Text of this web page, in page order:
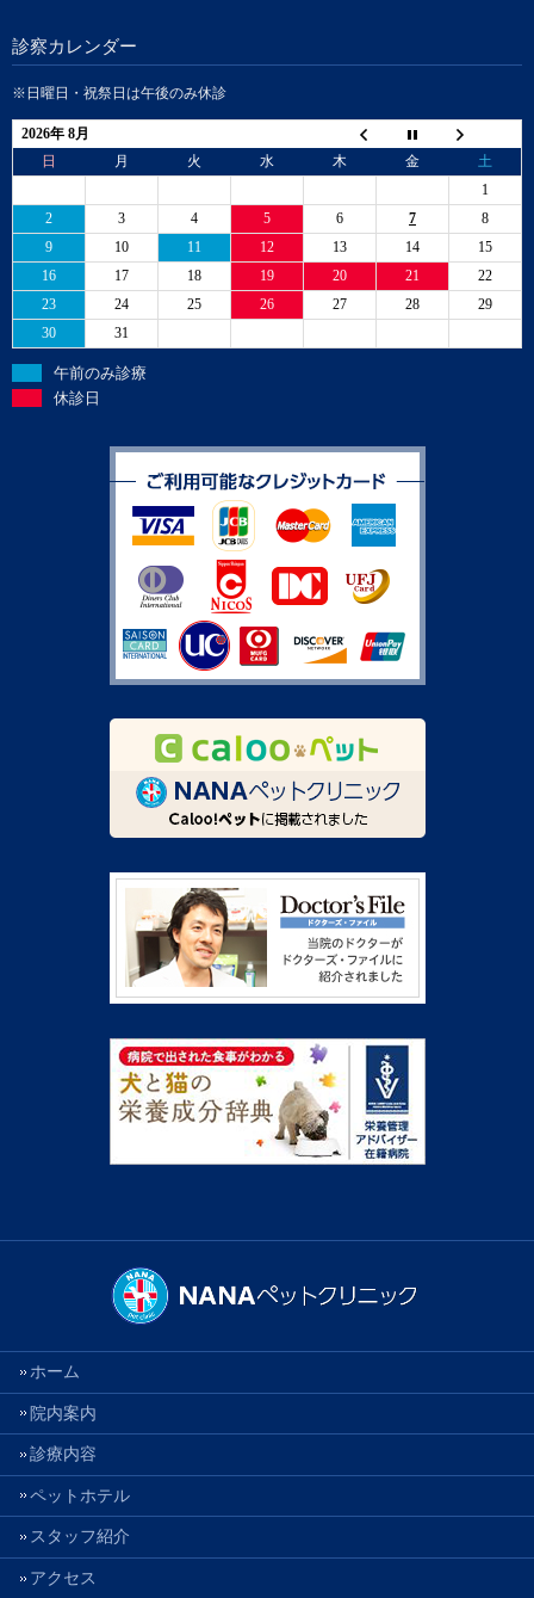
診察カレンダー
※日曜日・祝祭日は午後のみ休診
2026年 8月
日
月 火 水 木 金
土
1
2
3 4 5 6 7
8
9
10 11 12 13 14
15
16
17 18 19 20 21
22
23
24 25 26 27 28
29
30
31
午前のみ診療
休診日
ホーム
院内案内
診療内容
ペットホテル
スタッフ紹介
アクセス